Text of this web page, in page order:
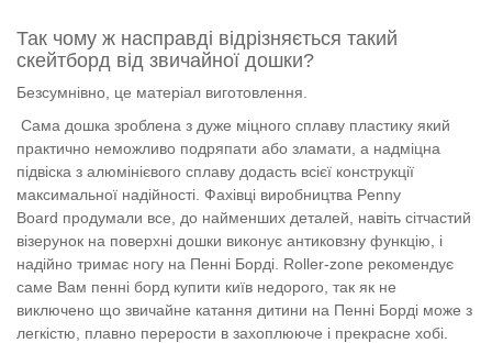
Так чому ж насправді відрізняється такий
скейтборд від звичайної дошки?
Безсумнівно, це матеріал виготовлення.
Сама дошка зроблена з дуже міцного сплаву пластику який
практично неможливо подряпати або зламати, а надміцна
підвіска з алюмінієвого сплаву додасть всієї конструкції
максимальної надійності. Фахівці виробництва Penny
Board продумали все, до найменших деталей, навіть сітчастий
візерунок на поверхні дошки виконує антиковзну функцію, і
надійно тримає ногу на Пенні Борді. Roller-zone рекомендує
саме Вам пенні борд купити київ недорого, так як не
виключено що звичайне катання дитини на Пенні Борді може з
легкістю, плавно перерости в захоплююче і прекрасне хобі.